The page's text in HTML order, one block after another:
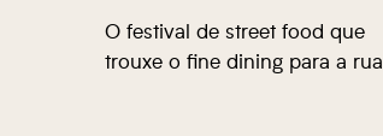
O festival de street food que
trouxe o fine dining para a rua